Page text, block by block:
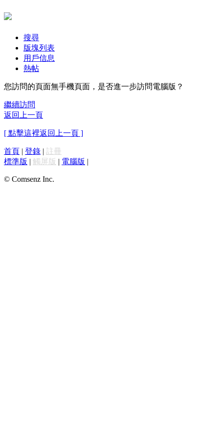
搜尋
版塊列表
用戶信息
熱帖
您訪問的頁面無手機頁面，是否進一步訪問電腦版？
繼續訪問
返回上一頁
[ 點擊這裡返回上一頁 ]
首頁 | 登錄 | 註冊
標準版 | 觸屏版 | 電腦版 |
© Comsenz Inc.